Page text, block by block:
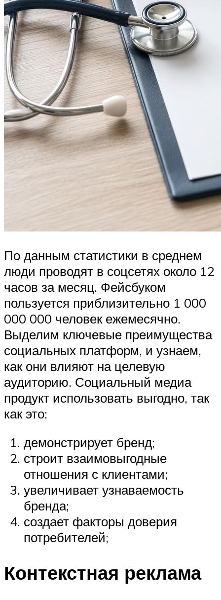
По данным статистики в среднем
люди проводят в соцсетях около 12
часов за месяц. Фейсбуком
пользуется приблизительно 1 000
000 000 человек ежемесячно.
Выделим ключевые преимущества
социальных платформ, и узнаем,
как они влияют на целевую
аудиторию. Социальный медиа
продукт использовать выгодно, так
как это:
демонстрирует бренд;
строит взаимовыгодные
отношения с клиентами;
увеличивает узнаваемость
бренда;
создает факторы доверия
потребителей;
Контекстная реклама